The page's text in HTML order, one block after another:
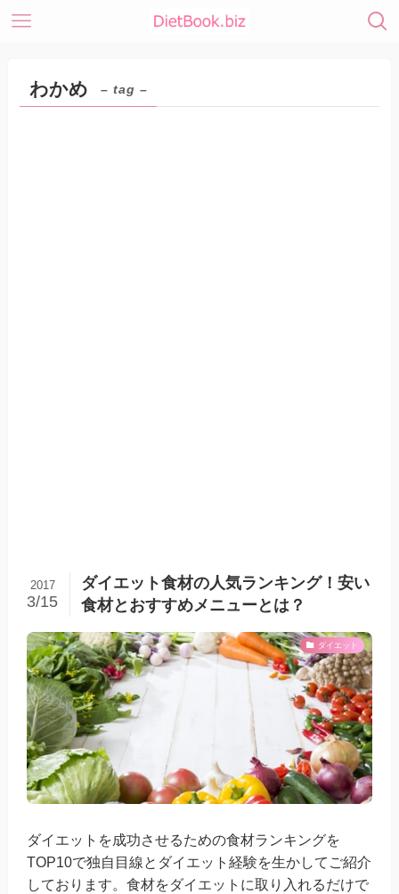
わかめ – tag –
ダイエット食材の人気ランキング！安い
食材とおすすめメニューとは？
2017
3/15
ダイエット
ダイエットを成功させるための食材ランキングを
TOP10で独自目線とダイエット経験を生かしてご紹介
しております。食材をダイエットに取り入れるだけで